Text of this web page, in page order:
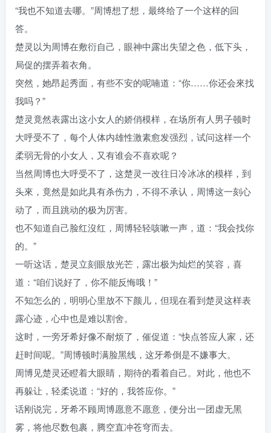
“我也不知道去哪。”周博想了想，最终给了一个这样的回
答。
楚灵以为周博在敷衍自己，眼神中露出失望之色，低下头，
局促的摆弄着衣角。
突然，她昂起秀面，有些不安的呢喃道：“你……你还会來找
我吗？”
楚灵竟然表露出这小女人的娇俏模样，在场所有人男子顿时
大呼受不了，每个人体内雄性激素愈发强烈，试问这样一个
柔弱无骨的小女人，又有谁会不喜欢呢？
当然周博也大呼受不了，这楚灵一改往日冷冰冰的模样，到
头來，竟然是如此具有杀伤力，不得不承认，周博这一刻心
动了，而且跳动的极为厉害。
也不知道自己脸红沒红，周博轻轻咳嗽一声，道：“我会找你
的。”
一听这话，楚灵立刻眼放光芒，露出极为灿烂的笑容，喜
道：“咱们说好了，你不能反悔哦！”
不知怎么的，明明心里放不下颜儿，但现在看到楚灵这样表
露心迹，心中也是难以割舍。
这时，一旁牙希好像不耐烦了，催促道：“快点答应人家，还
赶时间呢。”周博顿时满脸黑线，这牙希倒是不嫌事大。
周博见楚灵还瞪着大眼睛，期待的看着自己。对此，他也不
再躲让，轻柔说道：“好的，我答应你。”
话刚说完，牙希不顾周博愿意不愿意，便分出一团虚无黑
雾，将他尽数包裹，腾空直冲苍穹而去。